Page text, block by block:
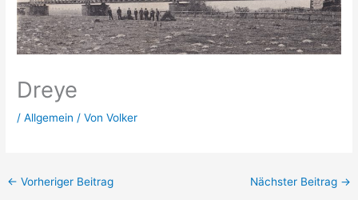
Dreye
/Allgemein / VonVolker
← Vorheriger Beitrag Nächster Beitrag →